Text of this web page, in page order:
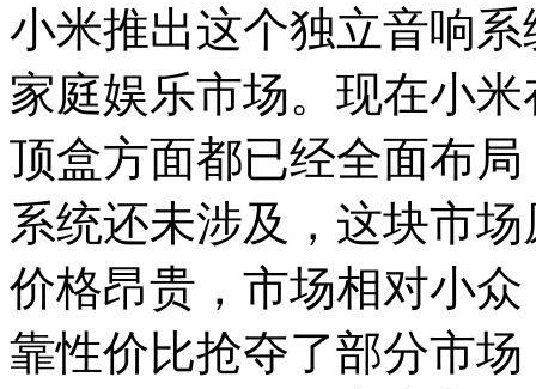
小米推出这个独立音响
家庭娱乐市场。现在小
顶盒方面都已经全面布
系统还未涉及，这块市
价格昂贵，市场相对小
靠性价比抢夺了部分市